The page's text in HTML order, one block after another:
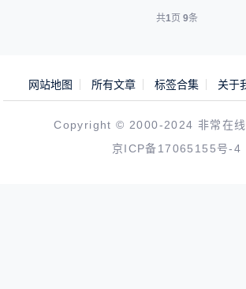
共1页 9条
网站地图 所有文章 标签合集 关于
Copyright © 2000-2024 非常在线
京ICP备17065155号-4